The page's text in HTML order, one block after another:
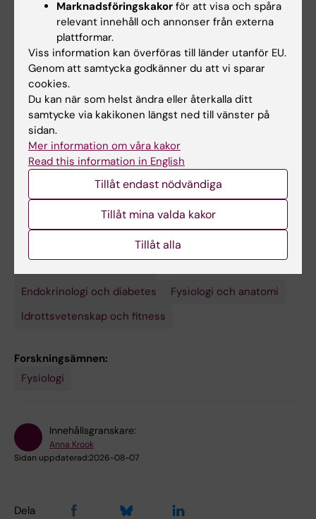
metabolism
Läs pressmeddelandet från Karolinska
Institutet: Motion ger DNA-förändringar
Relaterat
Inflammation and metabolism – Nicolas Pillon's team
(eng)
Endokrinologi och diabetes
Fysiologi och anatomi
Idrottsvetenskap och fitness
Forskningsämnen:
Fysiologi
Innehållsgranskare:
Anna Krook
Sidan uppdaterad:2026-08-07
Dela
Marknadsföringskakor för att visa och spåra
relevant innehåll och annonser från externa
plattformar.
Viss information kan överföras till länder utanför EU.
Genom att samtycka godkänner du att vi sparar
cookies.
Du kan när som helst ändra eller återkalla ditt
samtycke via kakikonen längst ned till vänster på
sidan.
Mer information om våra kakor
Read this information in English
Tillåt endast nödvändiga
Tillåt mina valda kakor
Tillåt alla